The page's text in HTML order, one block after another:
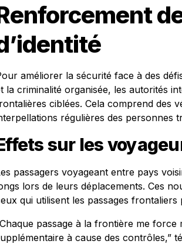
améliorer la sécurité face à des
la criminalité organisée, les autorités
ciblées. Cela comprend des
régulières des personnes
sur les
passagers voyageant entre pays
lors de leurs déplacements. Ces
qui utilisent les passages
passage à la frontière me
à cause des contrôles,”